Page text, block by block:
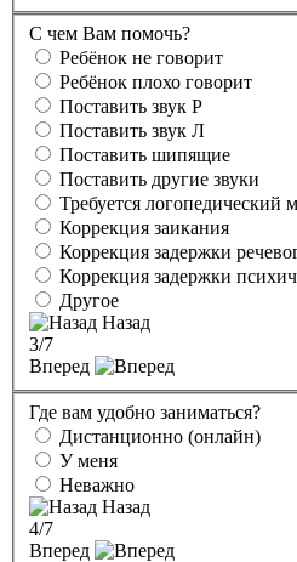
С чем Вам помочь?
Ребёнок не говорит
Ребёнок плохо говорит
Поставить звук Р
Поставить звук Л
Поставить шипящие
Поставить другие звуки
Требуется логопедический
Коррекция заикания
Коррекция задержки
Коррекция задержки
Другое
Назад
3/7
Вперед
Где вам удобно заниматься?
Дистанционно (онлайн)
У меня
Неважно
Назад
4/7
Вперед